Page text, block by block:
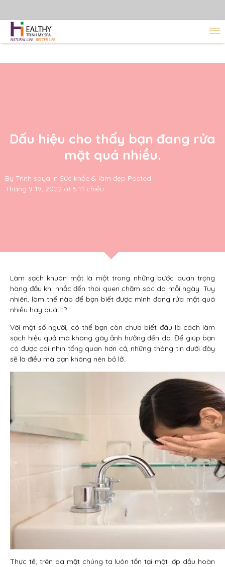
Dấu hiệu cho thấy bạn đang rửa
mặt quá nhiều.
By Trinh saya in Sức khỏe & làm đẹp Posted
Tháng 9 19, 2022 at 5:11 chiều
Làm sạch khuôn mặt là một trong những bước quan trọng
hàng đầu khi nhắc đến thói quen chăm sóc da mỗi ngày. Tuy
nhiên, làm thế nào để bạn biết được mình đang rửa mặt quá
nhiều hay quá ít?
Với một số người, có thể bạn còn chưa biết đâu là cách làm
sạch hiệu quả mà không gây ảnh hưởng đến da. Để giúp bạn
có được cái nhìn tổng quan hơn cả, những thông tin dưới đây
sẽ là điều mà bạn không nên bỏ lỡ.
Thực tế, trên da mặt chúng ta luôn tồn tại một lớp dầu hoàn